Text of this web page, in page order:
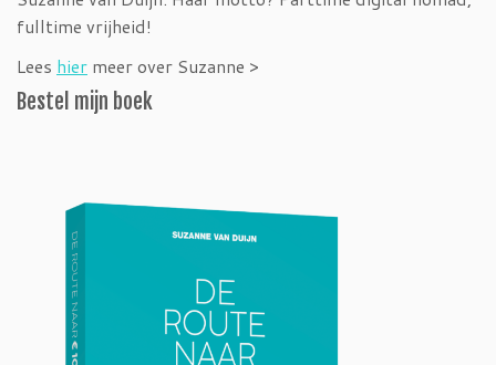
fulltime vrijheid!
Lees hier meer over Suzanne >
Bestel mijn boek